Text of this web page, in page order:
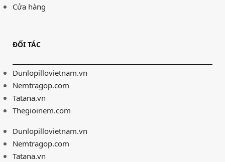
Cửa hàng
ĐỐI TÁC
Dunlopillovietnam.vn
Nemtragop.com
Tatana.vn
Thegioinem.com
Dunlopillovietnam.vn
Nemtragop.com
Tatana.vn